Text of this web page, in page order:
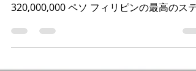
Two Roxas Triangle 550 ㎡ Penthouse 4
320,000,000 ペソ フィリピンの最高のステ
ータスを誇り、著名な経済人やセレブが住